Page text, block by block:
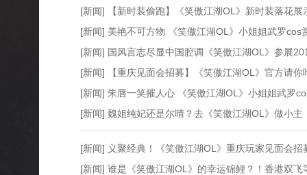
[新闻] 【新时装偷跑】《笑傲江湖OL》新时装落花展
[新闻] 美艳不可方物 《笑傲江湖OL》小姐姐武罗cos
[新闻] 国风言志尽显中国腔调《笑傲江湖OL》参展
[新闻] 【重庆见面会招募】《笑傲江湖OL》官方请你
[新闻] 朱唇一笑摧人心 《笑傲江湖OL》小姐姐武罗
[新闻] 魏姐纯妃还是尔晴？去《笑傲江湖OL》做小主
[新闻] 义聚经典！《笑傲江湖OL》重庆玩家见面会招
[新闻] 谁是《笑傲江湖OL》的幸运锦鲤？！香港双飞